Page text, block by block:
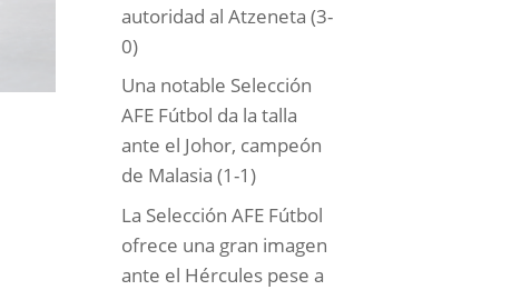
autoridad al Atzeneta (3-
0)
Una notable Selección
AFE Fútbol da la talla
ante el Johor, campeón
de Malasia (1-1)
La Selección AFE Fútbol
ofrece una gran imagen
ante el Hércules pese a